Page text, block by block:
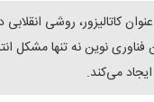
کاتالیزور، روشی انقلابی
تا ۸۰ درصد کاهش دهد. این فناوری نوین
می‌کند.